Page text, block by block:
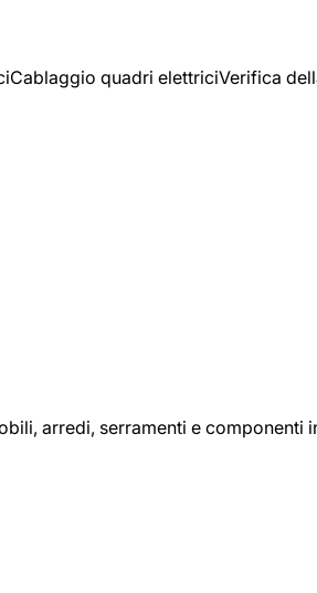
quadri elettriciVerifica
arredi, serramenti e componenti